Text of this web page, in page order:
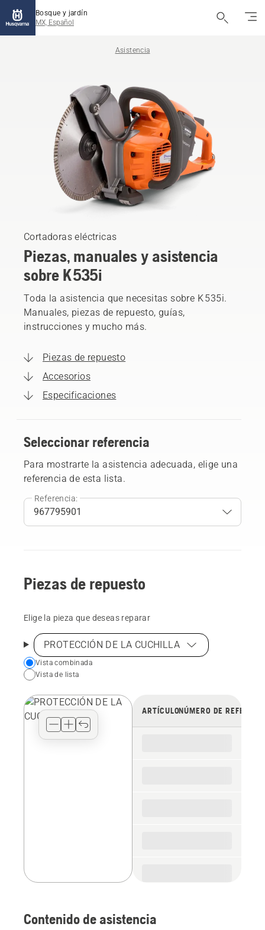
Bosque y jardín
MX, Español
Asistencia
Cortadoras eléctricas
Piezas, manuales y asistencia
sobre K 535i
Toda la asistencia que necesitas sobre K 535i.
Manuales, piezas de repuesto, guías,
instrucciones y mucho más.
Piezas de repuesto
Accesorios
Especificaciones
Seleccionar referencia
Para mostrarte la asistencia adecuada, elige una
referencia de esta lista.
Referencia:
Piezas de repuesto
Elige la pieza que deseas reparar
PROTECCIÓN DE LA CUCHILLA
Choose
your
view
type
Vista combinada
Vista de lista
ARTÍCULONÚMERO DE
Contenido de asistencia